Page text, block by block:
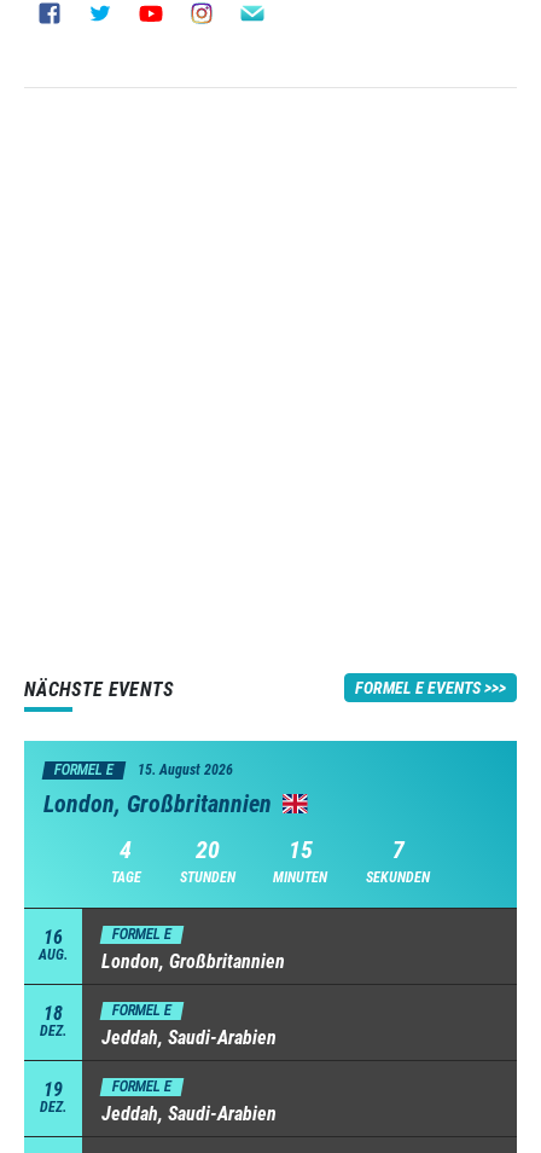
NÄCHSTE EVENTS FORMEL E EVENTS
FORMEL E 15. August 2026
London, Großbritannien
4
TAGE
20
STUNDEN
15
MINUTEN
6
SEKUNDEN
16
AUG.
FORMEL E
London, Großbritannien
18
DEZ.
FORMEL E
Jeddah, Saudi-Arabien
19
DEZ.
FORMEL E
Jeddah, Saudi-Arabien